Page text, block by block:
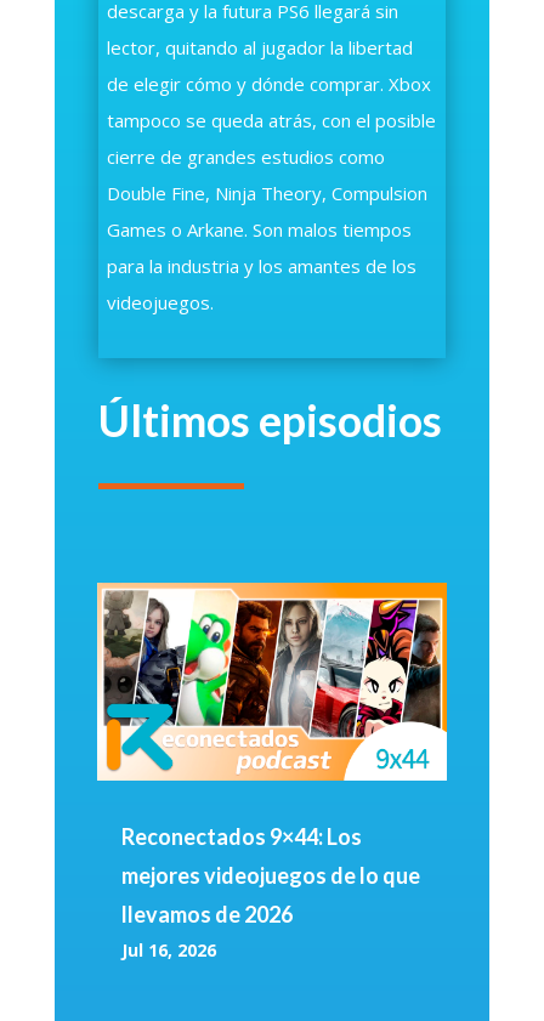
descarga y la futura PS6 llegará sin
lector, quitando al jugador la libertad
de elegir cómo y dónde comprar. Xbox
tampoco se queda atrás, con el posible
cierre de grandes estudios como
Double Fine, Ninja Theory, Compulsion
Games o Arkane. Son malos tiempos
para la industria y los amantes de los
videojuegos.
Últimos episodios
Reconectados 9×44: Los
mejores videojuegos de lo que
llevamos de 2026
Jul 16, 2026